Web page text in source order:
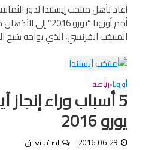
أعاد تأهل منتخب إيسلندا لدور
أمم أوروبا “يورو
المنتخب الفرنسي، الذي يواجه شبح
أوروبا•رياضة
5 أسباب وراء
يورو 2016
2016-06-29 اضف تعليق